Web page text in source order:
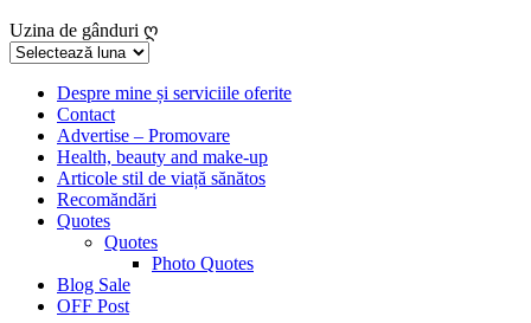
Uzina de gânduri ღ
Uzina
gânduriDespre mine și serviciile oferite
Contact
Advertise – Promovare
Health, beauty and make-up
Articole stil de viață sănătos
Recomăndări
Quotes
Quotes
Photo Quotes
Blog Sale
OFF Post